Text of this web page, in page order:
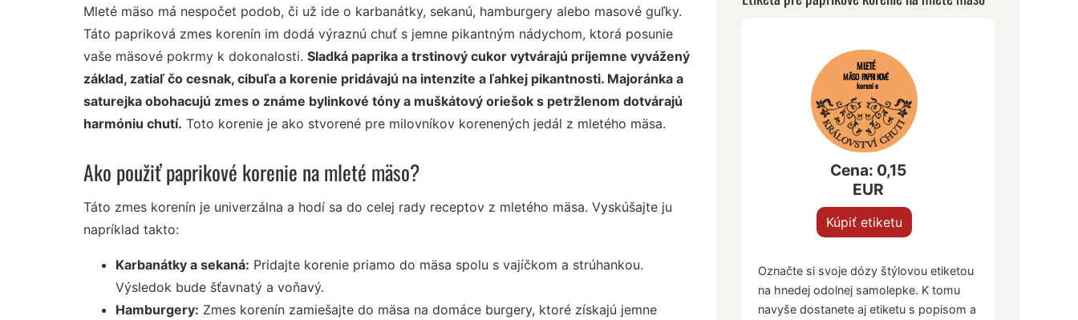
Mleté mäso má nespočet podob, či už ide o karbanátky, sekanú, hamburgery alebo masové guľky.
Táto papriková zmes korenín im dodá výraznú chuť s jemne pikantným nádychom, ktorá posunie
vaše mäsové pokrmy k dokonalosti. Sladká paprika a trstinový cukor vytvárajú príjemne vyvážený
základ, zatiaľ čo cesnak, cibuľa a korenie pridávajú na intenzite a ľahkej pikantnosti. Majoránka a
saturejka obohacujú zmes o známe bylinkové tóny a muškátový oriešok s petržlenom dotvárajú
harmóniu chutí. Toto korenie je ako stvorené pre milovníkov korenených jedál z mletého mäsa.
Ako použiť paprikové korenie na mleté mäso?
Táto zmes korenín je univerzálna a hodí sa do celej rady receptov z mletého mäsa. Vyskúšajte ju
napríklad takto:
Karbanátky a sekaná: Pridajte korenie priamo do mäsa spolu s vajíčkom a strúhankou.
Výsledok bude šťavnatý a voňavý.
Hamburgery: Zmes korenín zamiešajte do mäsa na domáce burgery, ktoré získajú jemne
MLETÉ
MÄSO PAPRIKOVÉ
korenie
Cena: 0,15
EUR
Kúpiť etiketu
Označte si svoje dózy štýlovou etiketou
na hnedej odolnej samolepke. K tomu
navyše dostanete aj etiketu s popisom a